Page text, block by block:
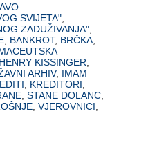
SVIJETA"
ZADUŽIVANJA"
BANKROT, BRČKA
HENRY KISSINGER
ARHIV, IMAM
KREDITORI
,STANE DOLANC
,VJEROVNICI